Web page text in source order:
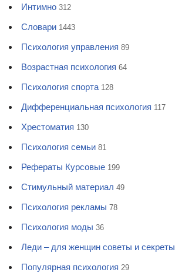
Интимно 312
Словари 1443
Психология управления 89
Возрастная психология 64
Психология спорта 128
Дифференциальная психология 117
Хрестоматия 130
Психология семьи 81
Рефераты Курсовые 199
Стимульный материал 49
Психология рекламы 78
Психология моды 36
Леди – для женщин советы и секреты
Популярная психология 29